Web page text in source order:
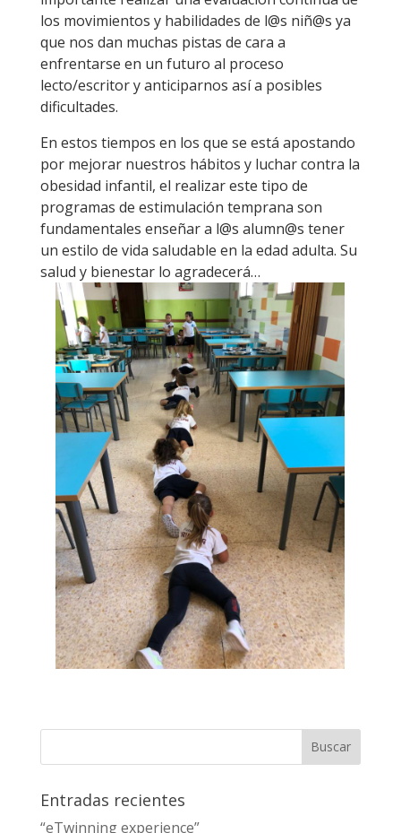
los movimientos y habilidades de l@s niñ@s ya
que nos dan muchas pistas de cara a
enfrentarse en un futuro al proceso
lecto/escritor y anticiparnos así a posibles
dificultades.
En estos tiempos en los que se está apostando
por mejorar nuestros hábitos y luchar contra la
obesidad infantil, el realizar este tipo de
programas de estimulación temprana son
fundamentales enseñar a l@s alumn@s tener
un estilo de vida saludable en la edad adulta. Su
salud y bienestar lo agradecerá…
Entradas recientes
“eTwinning experience”